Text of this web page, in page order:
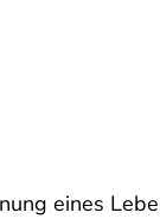
eines